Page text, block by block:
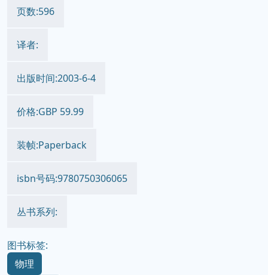
页数:596
译者:
出版时间:2003-6-4
价格:GBP 59.99
装帧:Paperback
isbn号码:9780750306065
丛书系列:
图书标签:
物理